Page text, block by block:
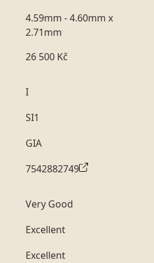
4.59mm - 4.60mm x
2.71mm
26 500 Kč
I
SI1
GIA
7542882749
Very Good
Excellent
Excellent